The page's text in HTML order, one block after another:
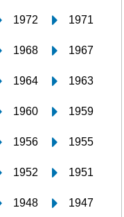
1972 1971
1968 1967
1964 1963
1960 1959
1956 1955
1952 1951
1948 1947